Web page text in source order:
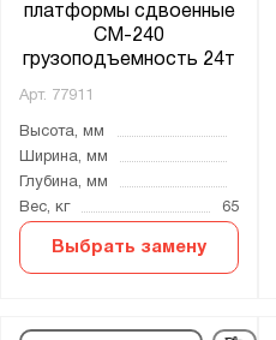
платформы сдвоенные
CM-240
грузоподъемность 24т
Арт. 77911
Высота, мм
Ширина, мм
Глубина, мм
Вес, кг
65
Выбрать замену